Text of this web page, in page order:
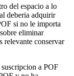
del espacio a lo
deberia adquirir
si no le importa
eliminar
relevante conservar
a POF